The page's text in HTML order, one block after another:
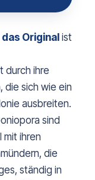
Original ist
durch ihre
die sich wie ein
ausbreiten.
sind
mit ihren
die
ständig in